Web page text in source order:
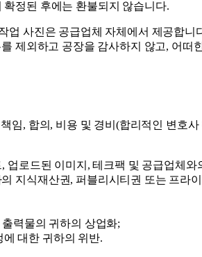
정된 후에는 환불되지 않습니다.
사진은 공급업체 자체에서 제공합니
제외하고 공장을 감사하지 않고, 어
, 합의, 비용 및 경비(합리적인 변호
로드된 이미지, 테크팩 및 공급업체와
지식재산권, 퍼블리시티권 또는 프라
력물의 귀하의 상업화;
대한 귀하의 위반.